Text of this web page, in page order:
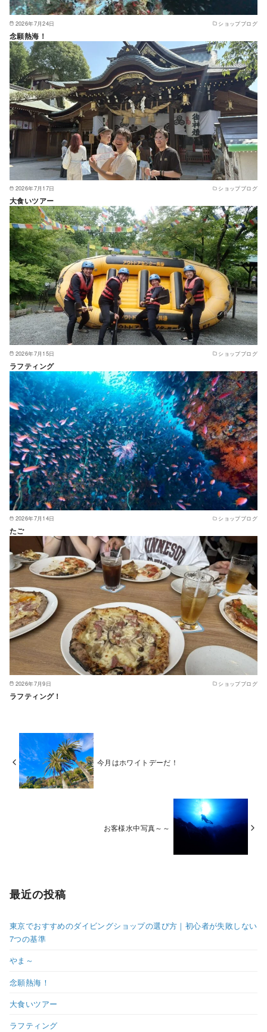
2026年7月24日 ショップブログ
念願熱海！
2026年7月17日 ショップブログ
大食いツアー
2026年7月15日 ショップブログ
ラフティング
2026年7月14日 ショップブログ
たご
2026年7月9日 ショップブログ
ラフティング！
今月はホワイトデーだ！
お客様水中写真～～
最近の投稿
東京でおすすめのダイビングショップの選び方｜初心者が失敗しない
7つの基準
やま～
念願熱海！
大食いツアー
ラフティング